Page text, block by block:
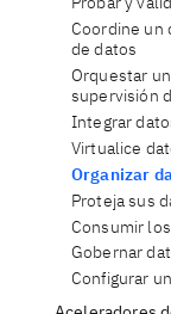
Coordine un
de datos
Orquestar
supervisión
Integrar
Virtualice
Organizar
Proteja sus
Consumir
Gobernar
Configurar